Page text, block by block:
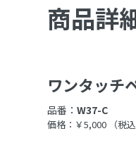
商品詳
ワンタッチ
品番：W37-C
価格：￥5,000 （税